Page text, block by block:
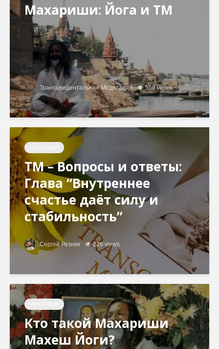
Махариши: Йога и ТМ
Трансцендентальная Медитация 566 views
ТМ – Вопросы и ответы:
Глава “Внутреннее
счастье даёт силу и
стабильность”
Сергей Резник 226 views
Кто такой Махариши
Махеш Йоги?